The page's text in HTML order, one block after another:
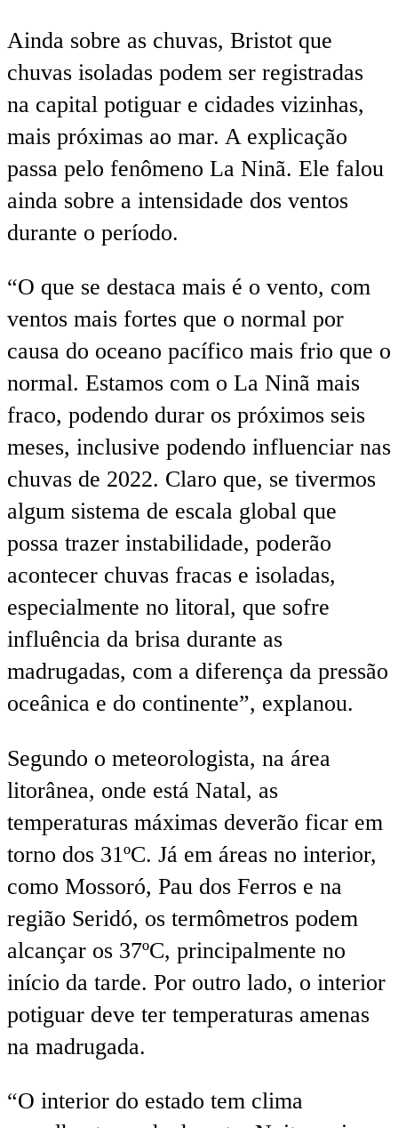
Ainda sobre as chuvas, Bristot que
chuvas isoladas podem ser registradas
na capital potiguar e cidades vizinhas,
mais próximas ao mar. A explicação
passa pelo fenômeno La Ninã. Ele falou
ainda sobre a intensidade dos ventos
durante o período.
“O que se destaca mais é o vento, com
ventos mais fortes que o normal por
causa do oceano pacífico mais frio que o
normal. Estamos com o La Ninã mais
fraco, podendo durar os próximos seis
meses, inclusive podendo influenciar nas
chuvas de 2022. Claro que, se tivermos
algum sistema de escala global que
possa trazer instabilidade, poderão
acontecer chuvas fracas e isoladas,
especialmente no litoral, que sofre
influência da brisa durante as
madrugadas, com a diferença da pressão
oceânica e do continente”, explanou.
Segundo o meteorologista, na área
litorânea, onde está Natal, as
temperaturas máximas deverão ficar em
torno dos 31ºC. Já em áreas no interior,
como Mossoró, Pau dos Ferros e na
região Seridó, os termômetros podem
alcançar os 37ºC, principalmente no
início da tarde. Por outro lado, o interior
potiguar deve ter temperaturas amenas
na madrugada.
“O interior do estado tem clima